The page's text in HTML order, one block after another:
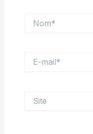
mail*